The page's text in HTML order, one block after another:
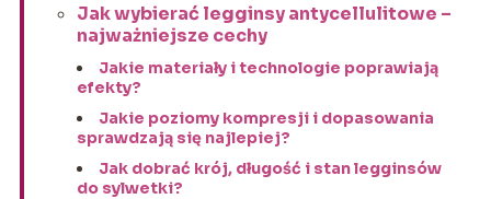
Jak wybierać legginsy antycellulitowe –
najważniejsze cechy
Jakie materiały i technologie poprawiają
efekty?
Jakie poziomy kompresji i dopasowania
sprawdzają się najlepiej?
Jak dobrać krój, długość i stan legginsów
do sylwetki?